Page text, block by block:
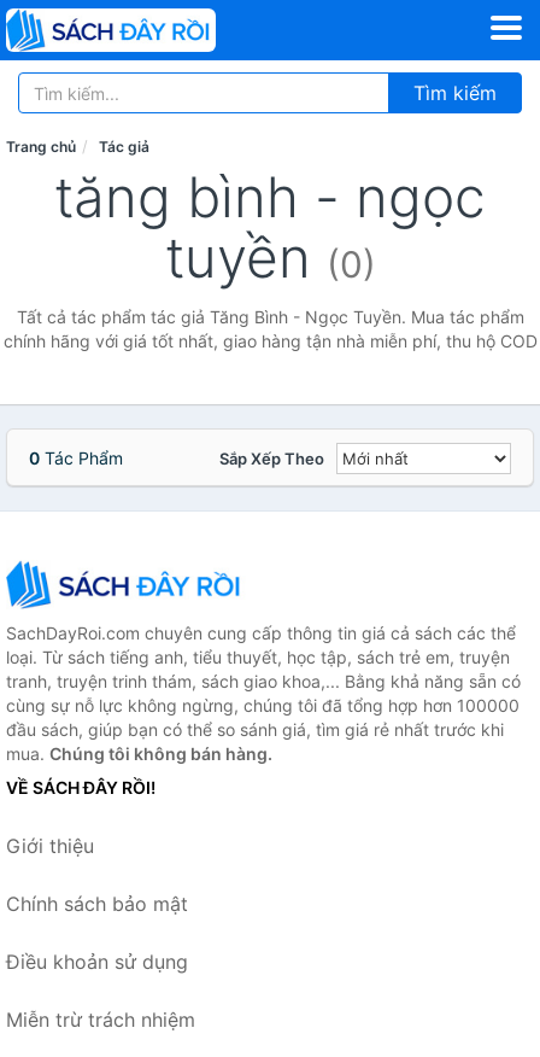
Tìm kiếm
Trang chủ Tác giả
tăng bình - ngọc
tuyền (0)
Tất cả tác phẩm tác giả Tăng Bình - Ngọc Tuyền. Mua tác phẩm
chính hãng với giá tốt nhất, giao hàng tận nhà miễn phí, thu hộ COD
0 Tác Phẩm Sắp Xếp Theo
SachDayRoi.com chuyên cung cấp thông tin giá cả sách các thể
loại. Từ sách tiếng anh, tiểu thuyết, học tập, sách trẻ em, truyện
tranh, truyện trinh thám, sách giao khoa,... Bằng khả năng sẵn có
cùng sự nỗ lực không ngừng, chúng tôi đã tổng hợp hơn 100000
đầu sách, giúp bạn có thể so sánh giá, tìm giá rẻ nhất trước khi
mua. Chúng tôi không bán hàng.
VỀ SÁCH ĐÂY RỒI!
Giới thiệu
Chính sách bảo mật
Điều khoản sử dụng
Miễn trừ trách nhiệm